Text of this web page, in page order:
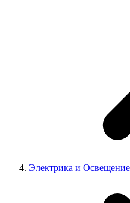
Электрика и Освещение